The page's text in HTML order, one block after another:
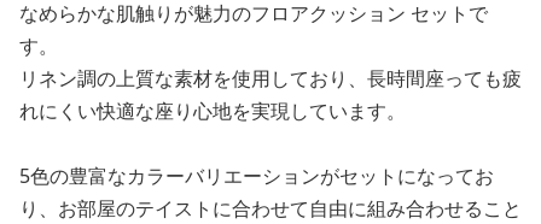
なめらかな肌触りが魅力のフロアクッション セットで
す。
リネン調の上質な素材を使用しており、長時間座っても疲
れにくい快適な座り心地を実現しています。
5色の豊富なカラーバリエーションがセットになってお
り、お部屋のテイストに合わせて自由に組み合わせること